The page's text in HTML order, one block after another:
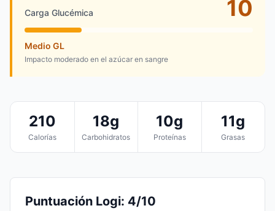
Carga Glucémica 10
Medio GL
Impacto moderado en el azúcar en sangre
210
Calorías
18g
Carbohidratos
10g
Proteínas
11g
Grasas
Puntuación Logi: 4/10